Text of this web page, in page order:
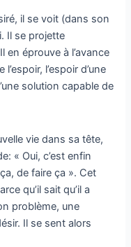
il se voit (dans son
Il se projette
en éprouve à l’avance
l’espoir d’une
solution capable de
vie dans sa tête,
« Oui, c’est enfin
de faire ça ». Cet
qu’il sait qu’il a
problème, une
Il se sent alors